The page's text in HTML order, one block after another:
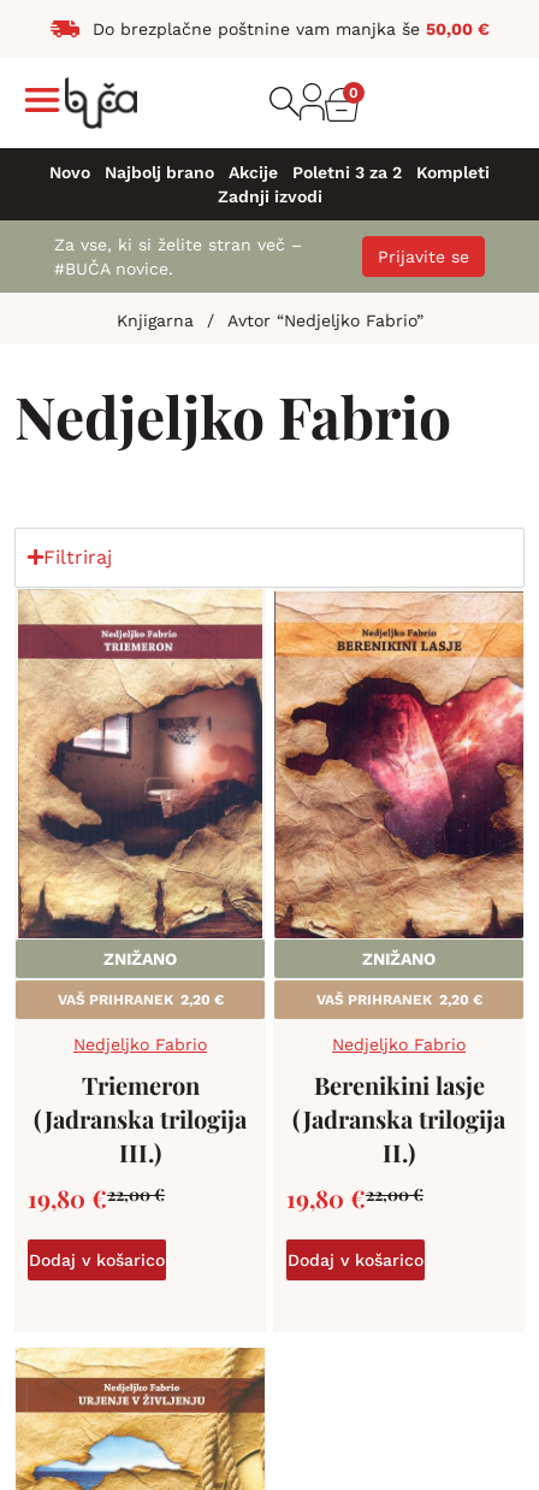
Do brezplačne poštnine vam manjka še 50,00 €
0
Novo Najbolj brano Akcije Poletni 3 za 2
Kompleti
Zadnji izvodi
Za vse, ki si želite stran več –
#BUČA novice.
Prijavite se
Knjigarna / Avtor “Nedjeljko Fabrio”
Nedjeljko Fabrio
Filtriraj
ZNIŽANO
VAŠ PRIHRANEK 2,20 €
Nedjeljko Fabrio
Triemeron
(Jadranska trilogija
III.)
22,00€
19,80 €
Dodaj v košarico
ZNIŽANO
VAŠ PRIHRANEK 2,20 €
Nedjeljko Fabrio
Berenikini lasje
(Jadranska trilogija
II.)
22,00€
19,80 €
Dodaj v košarico